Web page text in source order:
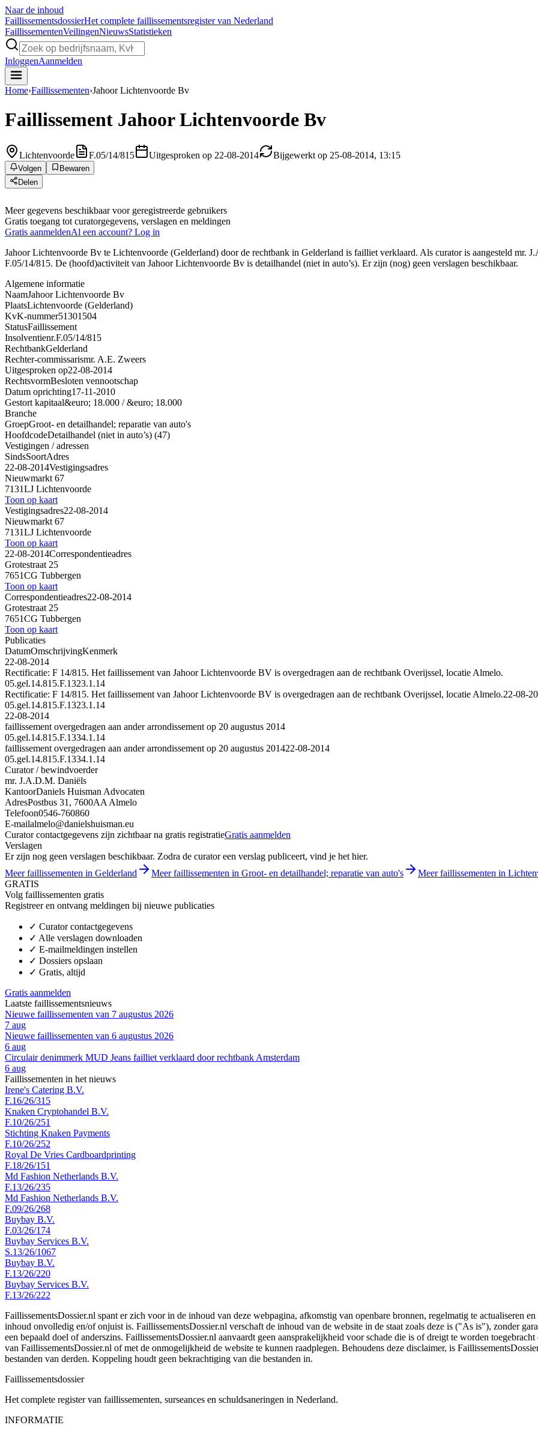
Naar de inhoud
FaillissementsdossierHet complete faillissementsregister van Nederland
FaillissementenVeilingenNieuwsStatistieken
InloggenAanmelden
Home›Faillissementen›Jahoor Lichtenvoorde Bv
Faillissement Jahoor Lichtenvoorde Bv
Lichtenvoorde F.05/14/815 Uitgesproken op 22-08-2014 Bijgewerkt op 25-08-2014, 13:15
Volgen
Bewaren
Delen
Meer gegevens beschikbaar voor geregistreerde gebruikers
Gratis toegang tot curatorgegevens, verslagen en meldingen
Gratis aanmeldenAl een account? Log in
Jahoor Lichtenvoorde Bv te Lichtenvoorde (Gelderland) door de rechtbank in Gelderland is failliet verklaard. Als curator is aangesteld mr.
F.05/14/815. De (hoofd)activiteit van Jahoor Lichtenvoorde Bv is detailhandel (niet in auto’s). Er zijn (nog) geen verslagen beschikbaar.
Algemene informatie
NaamJahoor Lichtenvoorde Bv
PlaatsLichtenvoorde (Gelderland)
KvK-nummer51301504
StatusFaillissement
Insolventienr.F.05/14/815
RechtbankGelderland
Rechter-commissarismr. A.E. Zweers
Uitgesproken op22-08-2014
RechtsvormBesloten vennootschap
Datum oprichting17-11-2010
Gestort kapitaal&euro; 18.000 / &euro; 18.000
Branche
GroepGroot- en detailhandel; reparatie van auto's
HoofdcodeDetailhandel (niet in auto’s) (47)
Vestigingen / adressen
SindsSoortAdres
22-08-2014Vestigingsadres
Nieuwmarkt 67
7131LJ Lichtenvoorde
Toon op kaart
Vestigingsadres22-08-2014
Nieuwmarkt 67
7131LJ Lichtenvoorde
Toon op kaart
22-08-2014Correspondentieadres
Grotestraat 25
7651CG Tubbergen
Toon op kaart
Correspondentieadres22-08-2014
Grotestraat 25
7651CG Tubbergen
Toon op kaart
Publicaties
DatumOmschrijvingKenmerk
22-08-2014
Rectificatie: F 14/815. Het faillissement van Jahoor Lichtenvoorde BV is overgedragen aan de rechtbank Overijssel, locatie Almelo.
05.gel.14.815.F.1323.1.14
Rectificatie: F 14/815. Het faillissement van Jahoor Lichtenvoorde BV is overgedragen aan de rechtbank Overijssel, locatie Almelo.22-08-
05.gel.14.815.F.1323.1.14
22-08-2014
faillissement overgedragen aan ander arrondissement op 20 augustus 2014
05.gel.14.815.F.1334.1.14
faillissement overgedragen aan ander arrondissement op 20 augustus 201422-08-2014
05.gel.14.815.F.1334.1.14
Curator / bewindvoerder
mr. J.A.D.M. Daniëls
KantoorDaniels Huisman Advocaten
AdresPostbus 31, 7600AA Almelo
Telefoon0546-760860
E-mailalmelo@danielshuisman.eu
Curator contactgegevens zijn zichtbaar na gratis registratieGratis aanmelden
Verslagen
Er zijn nog geen verslagen beschikbaar. Zodra de curator een verslag publiceert, vind je het hier.
Meer faillissementen in Gelderland
Meer faillissementen in Groot- en detailhandel; reparatie van auto's
Meer faillissementen in
GRATIS
Volg faillissementen gratis
Registreer en ontvang meldingen bij nieuwe publicaties
✓ Curator contactgegevens
✓ Alle verslagen downloaden
✓ E-mailmeldingen instellen
✓ Dossiers opslaan
✓ Gratis, altijd
Gratis aanmelden
Laatste faillissementsnieuws
Nieuwe faillissementen van 7 augustus 2026
7 aug
Nieuwe faillissementen van 6 augustus 2026
6 aug
Circulair denimmerk MUD Jeans failliet verklaard door rechtbank Amsterdam
6 aug
Faillissementen in het nieuws
Irene's Catering B.V.
F.16/26/315
Knaken Cryptohandel B.V.
F.10/26/251
Stichting Knaken Payments
F.10/26/252
Royal De Vries Cardboardprinting
F.18/26/151
Md Fashion Netherlands B.V.
F.13/26/235
Md Fashion Netherlands B.V.
F.09/26/268
Buybay B.V.
F.03/26/174
Buybay Services B.V.
S.13/26/1067
Buybay B.V.
F.13/26/220
Buybay Services B.V.
F.13/26/222
FaillissementsDossier.nl spant er zich voor in de inhoud van deze webpagina, afkomstig van openbare bronnen, regelmatig te actualiseren
inhoud onvolledig en/of onjuist is. FaillissementsDossier.nl verschaft de inhoud van de website in de staat zoals deze is ("As is"), zonder
een bepaald doel of anderszins. FaillissementsDossier.nl aanvaardt geen aansprakelijkheid voor schade die is of dreigt te worden
van FaillissementsDossier.nl of met de onmogelijkheid de website te kunnen raadplegen. Behoudens deze disclaimer, is
bestanden van derden. Koppeling houdt geen bekrachtiging van die bestanden in.
Faillissementsdossier
Het complete register van faillissementen, surseances en schuldsaneringen in Nederland.
INFORMATIE